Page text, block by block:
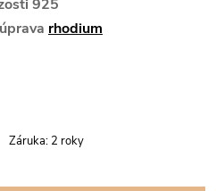
925
rhodium
Záruka: 2 roky